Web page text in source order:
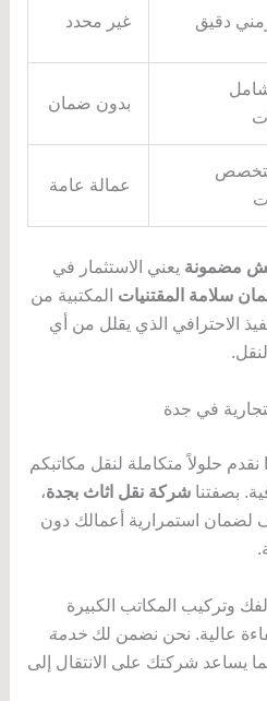
دقيق غير محدد
بدون ضمان
عمالة عامة
مضمونة يعني الاستثمار في
سلامة المقتنيات المكتبية من
الاحترافي الذي يقلل من أي
في جدة
حلولاً متكاملة لنقل مكاتبكم
بصفتنا شركة نقل اثاث بجدة،
لضمان استمرارية أعمالك دون
لفك وتركيب المكاتب الكبيرة
عالية. نحن نضمن لك خدمة
يساعد شركتك على الانتقال إلى